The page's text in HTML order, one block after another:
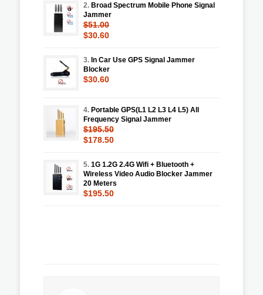
2. Broad Spectrum Mobile Phone Signal
Jammer
$51.00
$30.60
3. In Car Use GPS Signal Jammer
Blocker
$30.60
4. Portable GPS(L1 L2 L3 L4 L5) All
Frequency Signal Jammer
$195.50
$178.50
5. 1G 1.2G 2.4G Wifi + Bluetooth +
Wireless Video Audio Blocker Jammer
20 Meters
$195.50